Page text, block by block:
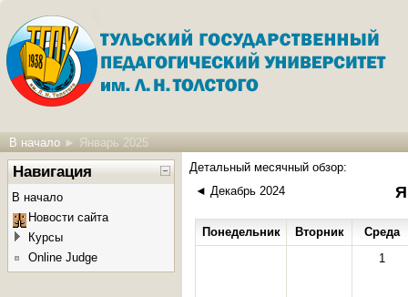
В начало ► Январь 2025
Детальный месячный обзор:
◄ Декабрь 2024
Понедельник Вторник
Среда
1
Навигация
В начало
Новости сайта
Курсы
Online Judge